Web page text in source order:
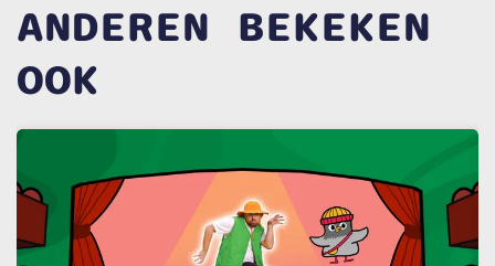
ANDEREN BEKEKEN
OOK